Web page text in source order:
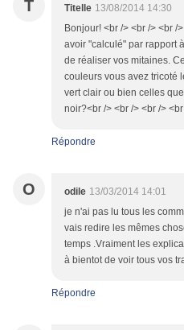
T Titelle 13/08/2014 14:30
Bonjour! <br /> <br /> <br /
avoir "calculé" par rapport
de réaliser vos mitaines.
couleurs vous avez tricoté
vert clair ou bien celles
noir?<br /> <br /> <br />
Répondre
O odile 13/03/2014 14:01
je n'ai pas lu tous les
vais redire les mêmes
temps .Vraiment les
à bientot de voir tous vos
Répondre